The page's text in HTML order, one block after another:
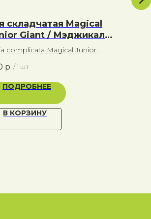
складчатая Magical
Giant / Мэджикал
Джайант /
юный гигант
complicata Magical Junior
р. / 1 шт
ПОДРОБНЕЕ
В КОРЗИНУ